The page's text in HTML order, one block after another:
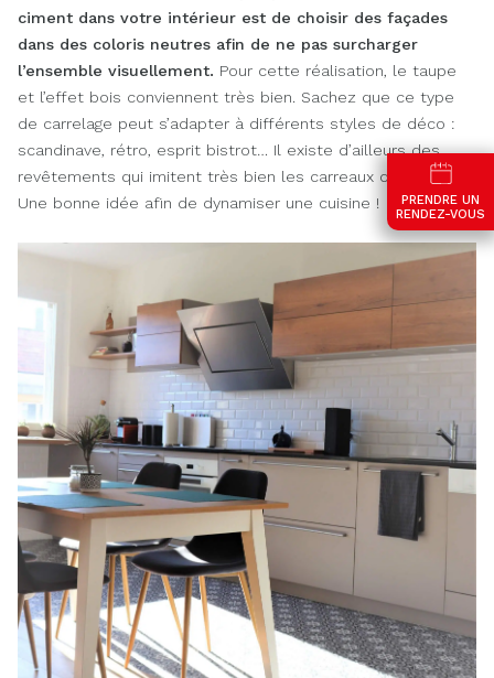
PRENDRE UN
RENDEZ-VOUS
ciment dans votre intérieur est de choisir des façades
dans des coloris neutres afin de ne pas surcharger
l’ensemble visuellement. Pour cette réalisation, le taupe
et l’effet bois conviennent très bien. Sachez que ce type
de carrelage peut s’adapter à différents styles de déco :
scandinave, rétro, esprit bistrot… Il existe d’ailleurs des
revêtements qui imitent très bien les carreaux de ciment.
Une bonne idée afin de dynamiser une cuisine !